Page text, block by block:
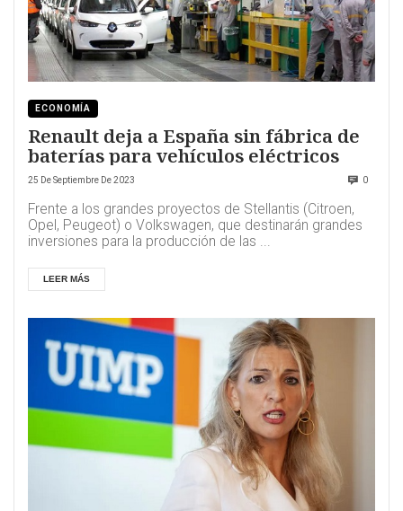
ECONOMÍA
Renault deja a España sin fábrica de
baterías para vehículos eléctricos
25 De Septiembre De 2023 0
Frente a los grandes proyectos de Stellantis (Citroen,
Opel, Peugeot) o Volkswagen, que destinarán grandes
inversiones para la producción de las ...
LEER MÁS